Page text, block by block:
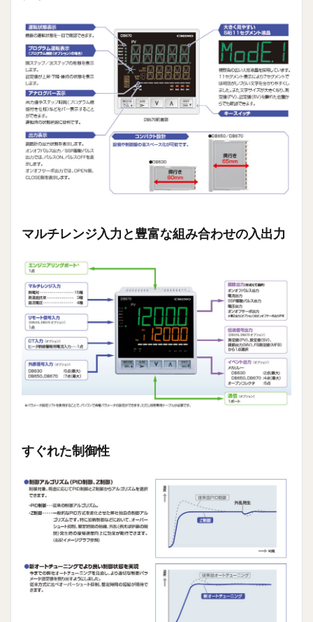
プ設定
機能
1.4
計装
テム
の構
築に
便利
な通
信イ
ンタ
プシ
ン）
1.5
DB600
シリー
ズ仕
様/ス
ペック
一覧
表示仕
様
1.5.3
様
1.5.4
1.5.5
マルチレンジ入力と豊富な組み合わせの入出力
すぐれた制御性